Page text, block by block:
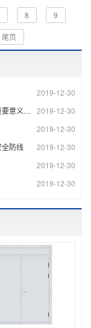
8 9
尾页
2019-12-30
2019-12-30
范使用
2019-12-30
2019-12-30
防线
2019-12-30
2019-12-30